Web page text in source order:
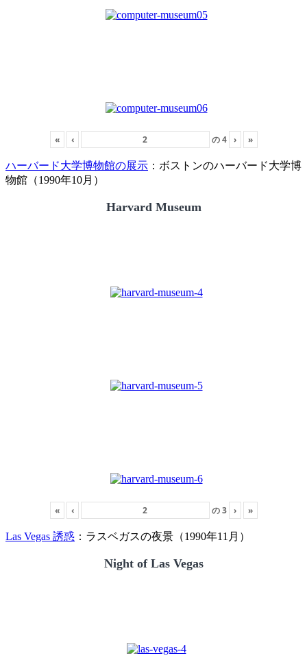
« ‹ の4 › »
ハーバード大学博物館の展示 ：ボストンのハーバード大学博
物館（1990年10月）
Harvard Museum
« ‹ の3 › »
Las Vegas 誘惑 ：ラスベガスの夜景（1990年11月）
Night of Las Vegas